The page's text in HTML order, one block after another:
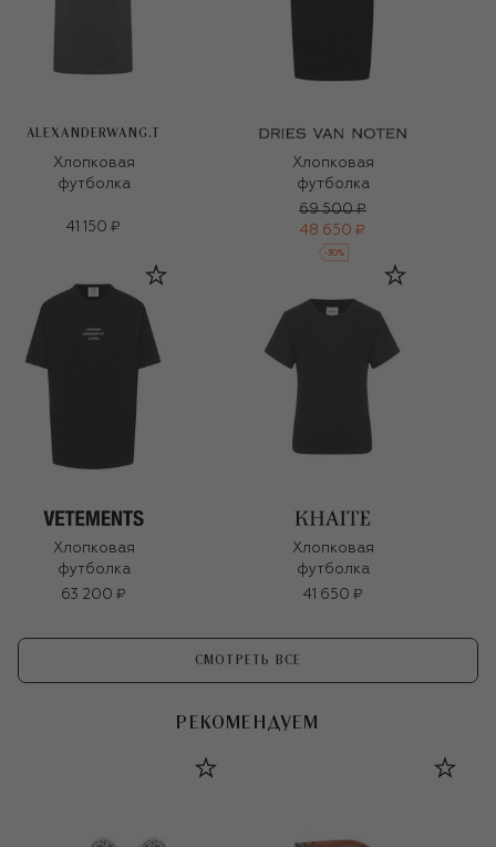
ALEXANDERWANG.T
Хлопковая
футболка
41 150 ₽
Хлопковая
футболка
69 500 ₽
48 650 ₽
-30%
Хлопковая
футболка
63 200 ₽
Хлопковая
футболка
41 650 ₽
СМОТРЕТЬ ВСЕ
РЕКОМЕНДУЕМ